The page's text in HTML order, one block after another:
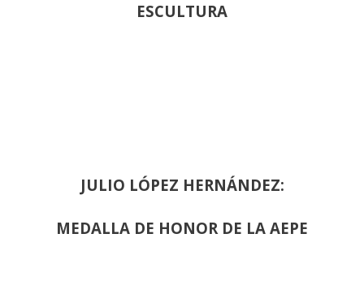
ESCULTURA
JULIO LÓPEZ HERNÁNDEZ:
MEDALLA DE HONOR DE LA AEPE